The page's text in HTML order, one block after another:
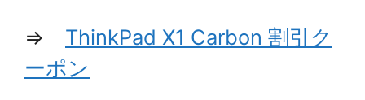
⇒ ThinkPad X1 Carbon 割引ク
ーポン